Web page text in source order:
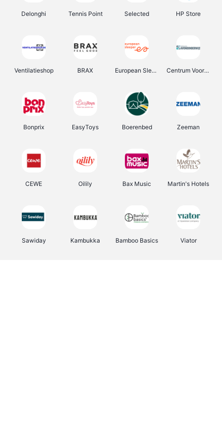
Delonghi Tennis Point Selected HP Store
Ventilatieshop BRAX European Sleeper Centrum Voor Avondonderwijs
Bonprix EasyToys Boerenbed Zeeman
CEWE Oilily Bax Music Martin's Hotels
Sawiday Kambukka Bamboo Basics Viator